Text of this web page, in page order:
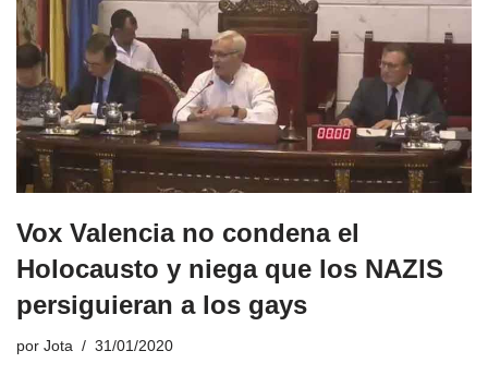
Vox Valencia no condena el
Holocausto y niega que los NAZlS
persiguieran a los gays
por Jota 31/01/2020